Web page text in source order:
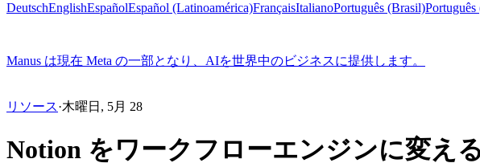
DeutschEnglishEspañolEspañol (Latinoamérica)FrançaisItalianoPortuguês (Brasil)
Manus は現在 Meta の一部となり、AIを世界中のビジネスに提供します。
リソース·木曜日, 5月 28
Notion をワークフローエンジンに変え